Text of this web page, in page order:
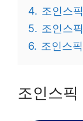
4. 조인스
5. 조인스
6. 조인스
조인스픽